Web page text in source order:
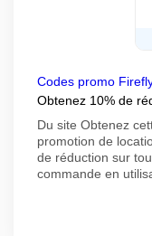
Codes promo
Obtenez 10% de
Du site Obtenez
promotion de
de réduction sur
commande en